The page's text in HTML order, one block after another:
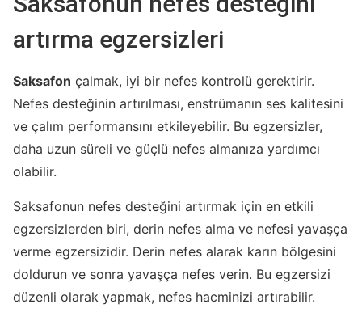
artırma egzersizleri
Saksafon çalmak, iyi bir nefes kontrolü gerektirir.
Nefes desteğinin artırılması, enstrümanın ses kalitesini
ve çalım performansını etkileyebilir. Bu egzersizler,
daha uzun süreli ve güçlü nefes almanıza yardımcı
olabilir.
Saksafonun nefes desteğini artırmak için en etkili
egzersizlerden biri, derin nefes alma ve nefesi yavaşça
verme egzersizidir. Derin nefes alarak karın bölgesini
doldurun ve sonra yavaşça nefes verin. Bu egzersizi
düzenli olarak yapmak, nefes hacminizi artırabilir.